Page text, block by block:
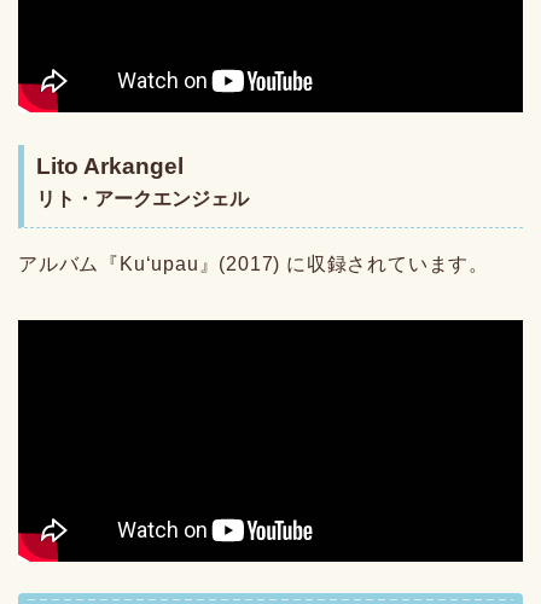
Lito Arkangel
リト・アークエンジェル
アルバム『Kuʻupau』(2017) に収録されています。